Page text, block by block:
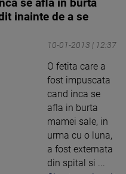
se afla in burta
inainte de a se
10-01-2013 | 12:37
O fetita care a
fost impuscata
cand inca se
afla in burta
mamei sale, in
urma cu o luna,
a fost externata
din spital si ...